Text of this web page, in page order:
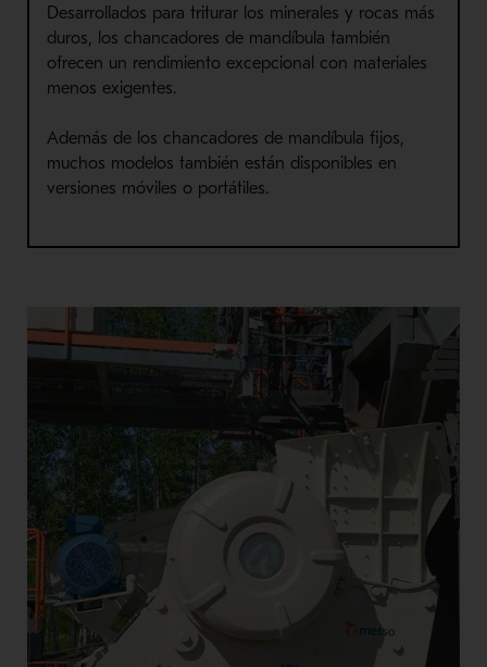
Desarrollados para triturar los minerales y rocas más
duros, los chancadores de mandíbula también
ofrecen un rendimiento excepcional con materiales
menos exigentes.
Además de los chancadores de mandíbula fijos,
muchos modelos también están disponibles en
versiones móviles o portátiles.